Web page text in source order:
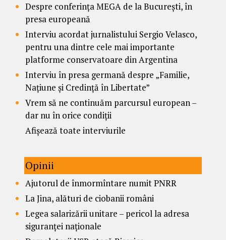
Despre conferința MEGA de la București, în
presa europeană
Interviu acordat jurnalistului Sergio Velasco,
pentru una dintre cele mai importante
platforme conservatoare din Argentina
Interviu în presa germană despre „Familie,
Națiune și Credință în Libertate”
Vrem să ne continuăm parcursul european –
dar nu în orice condiții
Afișează toate interviurile
Opinii
Ajutorul de înmormîntare numit PNRR
La Jina, alături de ciobanii români
Legea salarizării unitare – pericol la adresa
siguranței naționale